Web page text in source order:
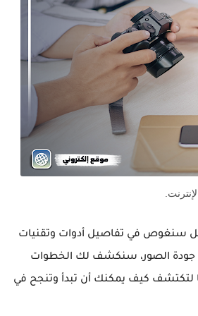
بل سنغوص في تفاصيل أدوات وتقنيات
جودة الصور، سنكشف لك الخطوات
لتكتشف كيف يمكنك أن تبدأ وتنجح في